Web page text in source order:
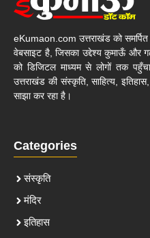
eKumaon.com उत्तराखंड को
वेबसाइट है, जिसका उद्देश्य कुमाऊँ और
को डिजिटल माध्यम से लोगों तक
उत्तराखंड की संस्कृति, साहित्य,
साझा कर रहा है।
Categories
संस्कृति
मंदिर
इतिहास